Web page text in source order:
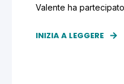
Valente ha
INIZIA A LEGGERE